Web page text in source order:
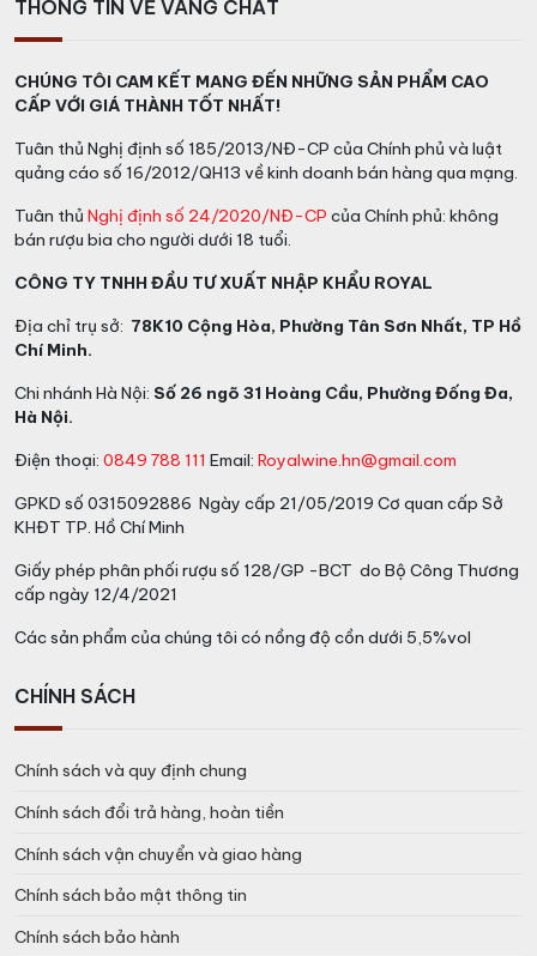
và nước sốt phức tạp.
THÔNG TIN VỀ VANG CHẤT
CHÚNG TÔI CAM KẾT MANG ĐẾN NHỮNG SẢN PHẨM CAO
CẤP VỚI GIÁ THÀNH TỐT NHẤT!
Tuân thủ Nghị định số 185/2013/NĐ-CP của Chính phủ và luật
quảng cáo số 16/2012/QH13 về kinh doanh bán hàng qua mạng.
Tuân thủ Nghị định số 24/2020/NĐ-CP của Chính phủ: không
bán rượu bia cho người dưới 18 tuổi.
CÔNG TY TNHH ĐẦU TƯ XUẤT NHẬP KHẨU ROYAL
Địa chỉ trụ sở: 78K10 Cộng Hòa, Phường Tân Sơn Nhất, TP Hồ
Chí Minh.
Chi nhánh Hà Nội: Số 26 ngõ 31 Hoàng Cầu, Phường Đống Đa,
Hà Nội.
Điện thoại: 0849 788 111 Email: Royalwine.hn@gmail.com
GPKD số 0315092886 Ngày cấp 21/05/2019 Cơ quan cấp Sở
KHĐT TP. Hồ Chí Minh
Giấy phép phân phối rượu số 128/GP -BCT do Bộ Công Thương
cấp ngày 12/4/2021
Các sản phẩm của chúng tôi có nồng độ cồn dưới 5,5%vol
CHÍNH SÁCH
Chính sách và quy định chung
Chính sách đổi trả hàng, hoàn tiền
Chính sách vận chuyển và giao hàng
Chính sách bảo mật thông tin
Chính sách bảo hành